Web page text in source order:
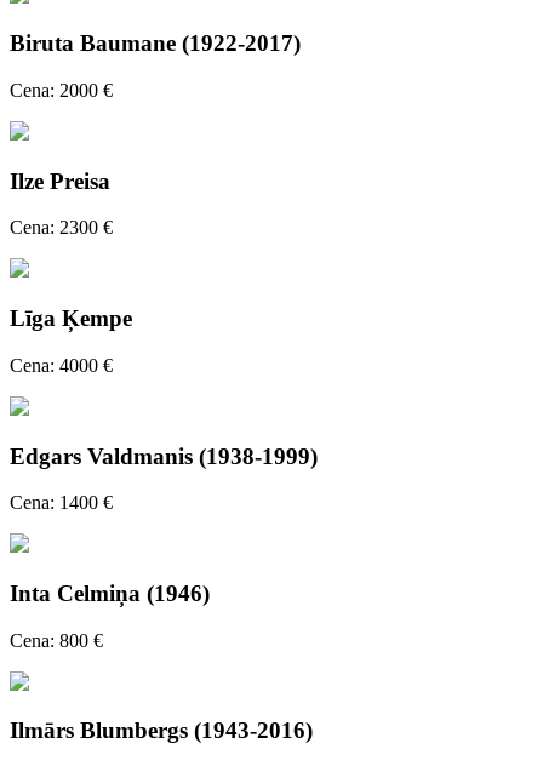
Biruta Baumane (1922-2017)
Cena: 2000 €
Ilze Preisa
Cena: 2300 €
Līga Ķempe
Cena: 4000 €
Edgars Valdmanis (1938-1999)
Cena: 1400 €
Inta Celmiņa (1946)
Cena: 800 €
Ilmārs Blumbergs (1943-2016)